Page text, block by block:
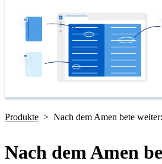
Produkte > Nach dem Amen bete
Nach dem Amen